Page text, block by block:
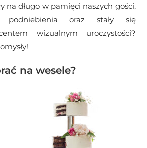
na długo w pamięci naszych gości,
podniebienia oraz stały się
wizualnym uroczystości?
na wesele?